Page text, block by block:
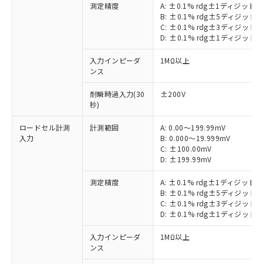
測定精度
A: ±0.1% rdg±1ディジット
B: ±0.1% rdg±5ディジット
C: ±0.1% rdg±3ディジット
D: ±0.1% rdg±1ディジット
入力インピーダ
ンス
1MΩ以上
耐瞬時過入力(30
秒)
±200V
ロードセル計測
入力
計測範囲
A: 0.00～199.99mV
B: 0.000～19.999mV
C: ±100.00mV
D: ±199.99mV
測定精度
A: ±0.1% rdg±1ディジット
B: ±0.1% rdg±5ディジット
C: ±0.1% rdg±3ディジット
D: ±0.1% rdg±1ディジット
入力インピーダ
ンス
1MΩ以上